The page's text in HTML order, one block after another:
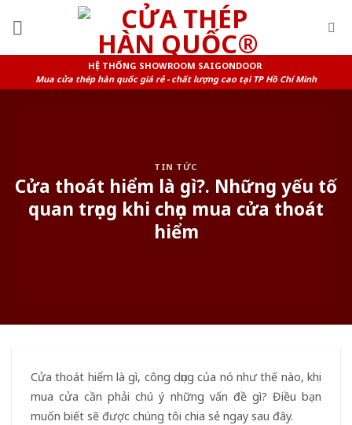
HỆ THỐNG SHOWROOM SAIGONDOOR
Mua cửa thép hàn quốc giá rẻ - chất lượng cao tại TP Hồ Chí Minh
TIN TỨC
Cửa thoát hiểm là gì?. Những yếu tố
quan trọng khi chọn mua cửa thoát
hiểm
Cửa thoát hiểm là gì, công dụng của nó như thế nào, khi
mua cửa cần phải chú ý những vấn đề gì? Điều bạn
muốn biết sẽ được chúng tôi chia sẻ ngay sau đây.